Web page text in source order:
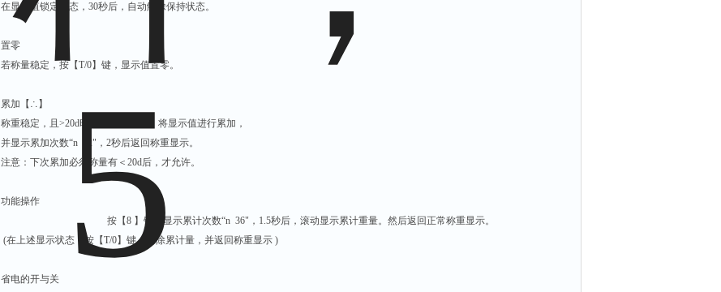
在显示值锁定状态，30秒后，自动解除保持状态。
置零
若称量稳定，按【T/0】键，显示值置零。
累加【∴】
称重稳定，且>20d时，按【∴】 键，将显示值进行累加，
并显示累加次数“n 32"，2秒后返回称重显示。
注意：下次累加必须称量有＜20d后，才允许。
功能操作
按【8 】键，显示累计次数“n 36"，1.5秒后，滚动显示累计重量。然后返回正常称重显示。
(在上述显示状态，按【T/0】键，清除累计量，并返回称重显示 )
省电的开与关